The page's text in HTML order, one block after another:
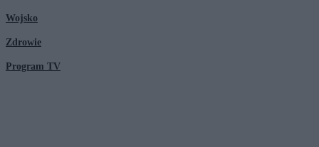
Wojsko
Zdrowie
Program TV